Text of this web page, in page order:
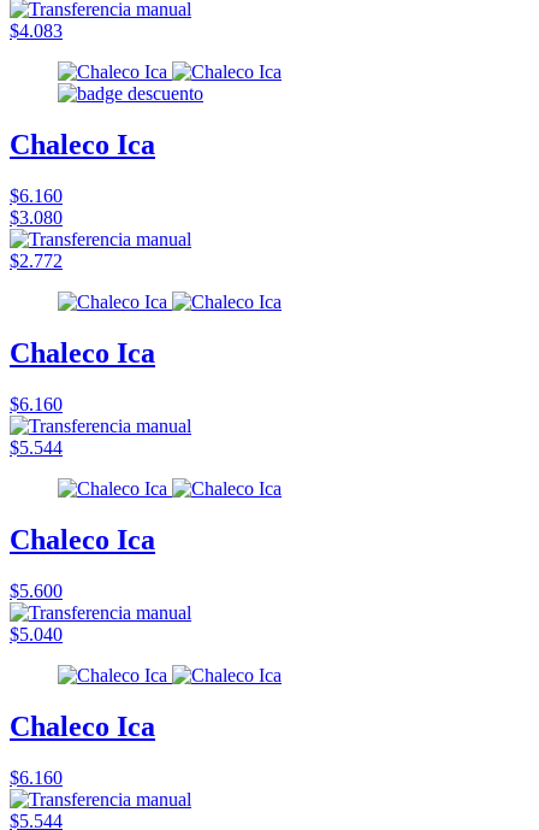
$4.083
Chaleco Ica
$6.160
$3.080
$2.772
Chaleco Ica
$6.160
$5.544
Chaleco Ica
$5.600
$5.040
Chaleco Ica
$6.160
$5.544